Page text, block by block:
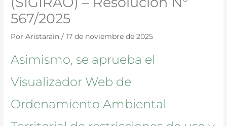
567/2025
PorAristarain/17 de noviembre de 2025
Asimismo, se aprueba el
Visualizador Web de
Ordenamiento Ambiental